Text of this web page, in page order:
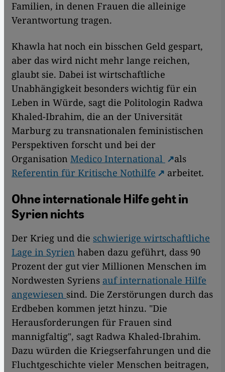
Familien, in denen Frauen die alleinige
Verantwortung tragen.
Khawla hat noch ein bisschen Geld gespart,
aber das wird nicht mehr lange reichen,
glaubt sie. Dabei ist wirtschaftliche
Unabhängigkeit besonders wichtig für ein
Leben in Würde, sagt die Politologin Radwa
Khaled-Ibrahim, die an der Universität
Marburg zu transnationalen feministischen
Perspektiven forscht und bei der
Organisation Medico International
als
Referentin für Kritische Nothilfe
arbeitet.
Ohne internationale Hilfe geht in
Syrien nichts
Der Krieg und die schwierige wirtschaftliche
Lage in Syrien haben dazu geführt, dass 90
Prozent der gut vier Millionen Menschen im
Nordwesten Syriens auf internationale Hilfe
angewiesen sind. Die Zerstörungen durch das
Erdbeben kommen jetzt hinzu. "Die
Herausforderungen für Frauen sind
mannigfaltig", sagt Radwa Khaled-Ibrahim.
Dazu würden die Kriegserfahrungen und die
Fluchtgeschichte vieler Menschen beitragen,